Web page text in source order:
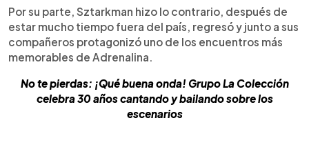
Por su parte, Sztarkman hizo lo contrario, después de
estar mucho tiempo fuera del país, regresó y junto a sus
compañeros protagonizó uno de los encuentros más
memorables de Adrenalina.
No te pierdas: ¡Qué buena onda! Grupo La Colección
celebra 30 años cantando y bailando sobre los
escenarios